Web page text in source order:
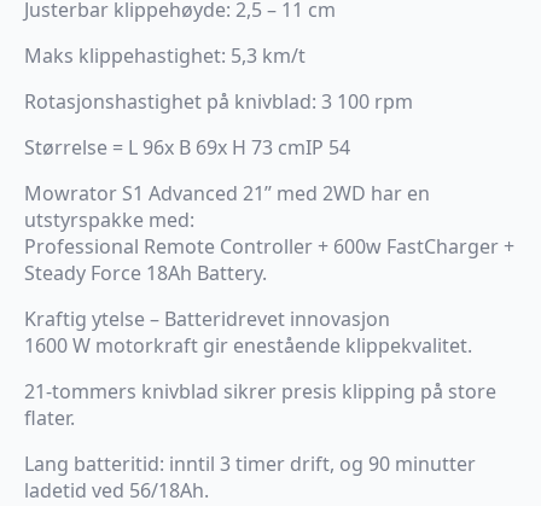
Justerbar klippehøyde: 2,5 – 11 cm
Maks klippehastighet: 5,3 km/t
Rotasjonshastighet på knivblad: 3 100 rpm
Størrelse = L 96x B 69x H 73 cmIP 54
Mowrator S1 Advanced 21’’ med 2WD har en
utstyrspakke med:
Professional Remote Controller + 600w FastCharger +
Steady Force 18Ah Battery.
Kraftig ytelse – Batteridrevet innovasjon
1600 W motorkraft gir enestående klippekvalitet.
21-tommers knivblad sikrer presis klipping på store
flater.
Lang batteritid: inntil 3 timer drift, og 90 minutter
ladetid ved 56/18Ah.